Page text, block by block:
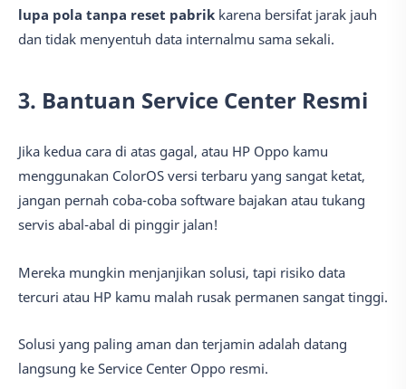
lupa pola tanpa reset pabrik karena bersifat jarak jauh
dan tidak menyentuh data internalmu sama sekali.
3. Bantuan Service Center Resmi
Jika kedua cara di atas gagal, atau HP Oppo kamu
menggunakan ColorOS versi terbaru yang sangat ketat,
jangan pernah coba-coba software bajakan atau tukang
servis abal-abal di pinggir jalan!
Mereka mungkin menjanjikan solusi, tapi risiko data
tercuri atau HP kamu malah rusak permanen sangat tinggi.
Solusi yang paling aman dan terjamin adalah datang
langsung ke Service Center Oppo resmi.